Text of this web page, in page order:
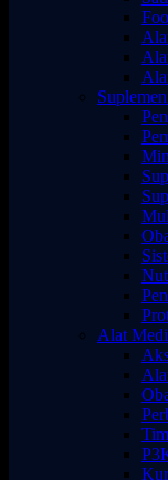
Alat